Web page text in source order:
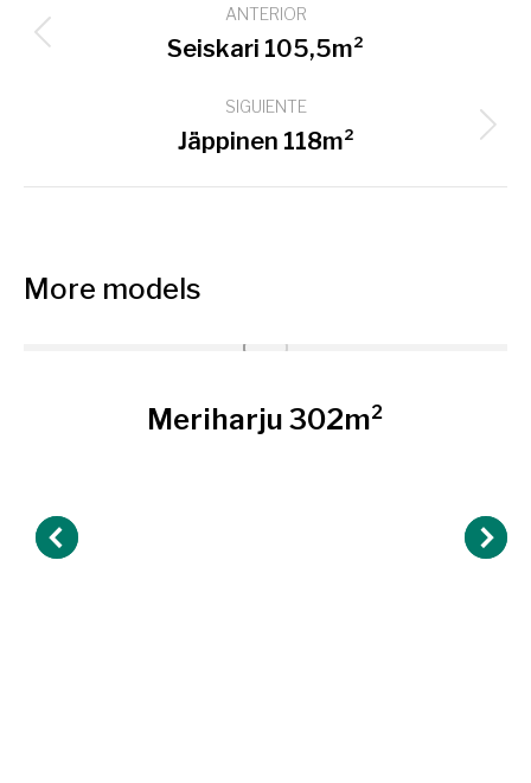
entre
ANTERIOR
Proyecto
Seiskari 105,5m²
SIGUIENTE
Proyecto
Jäppinen 118m²
More models
Meriharju 302m²